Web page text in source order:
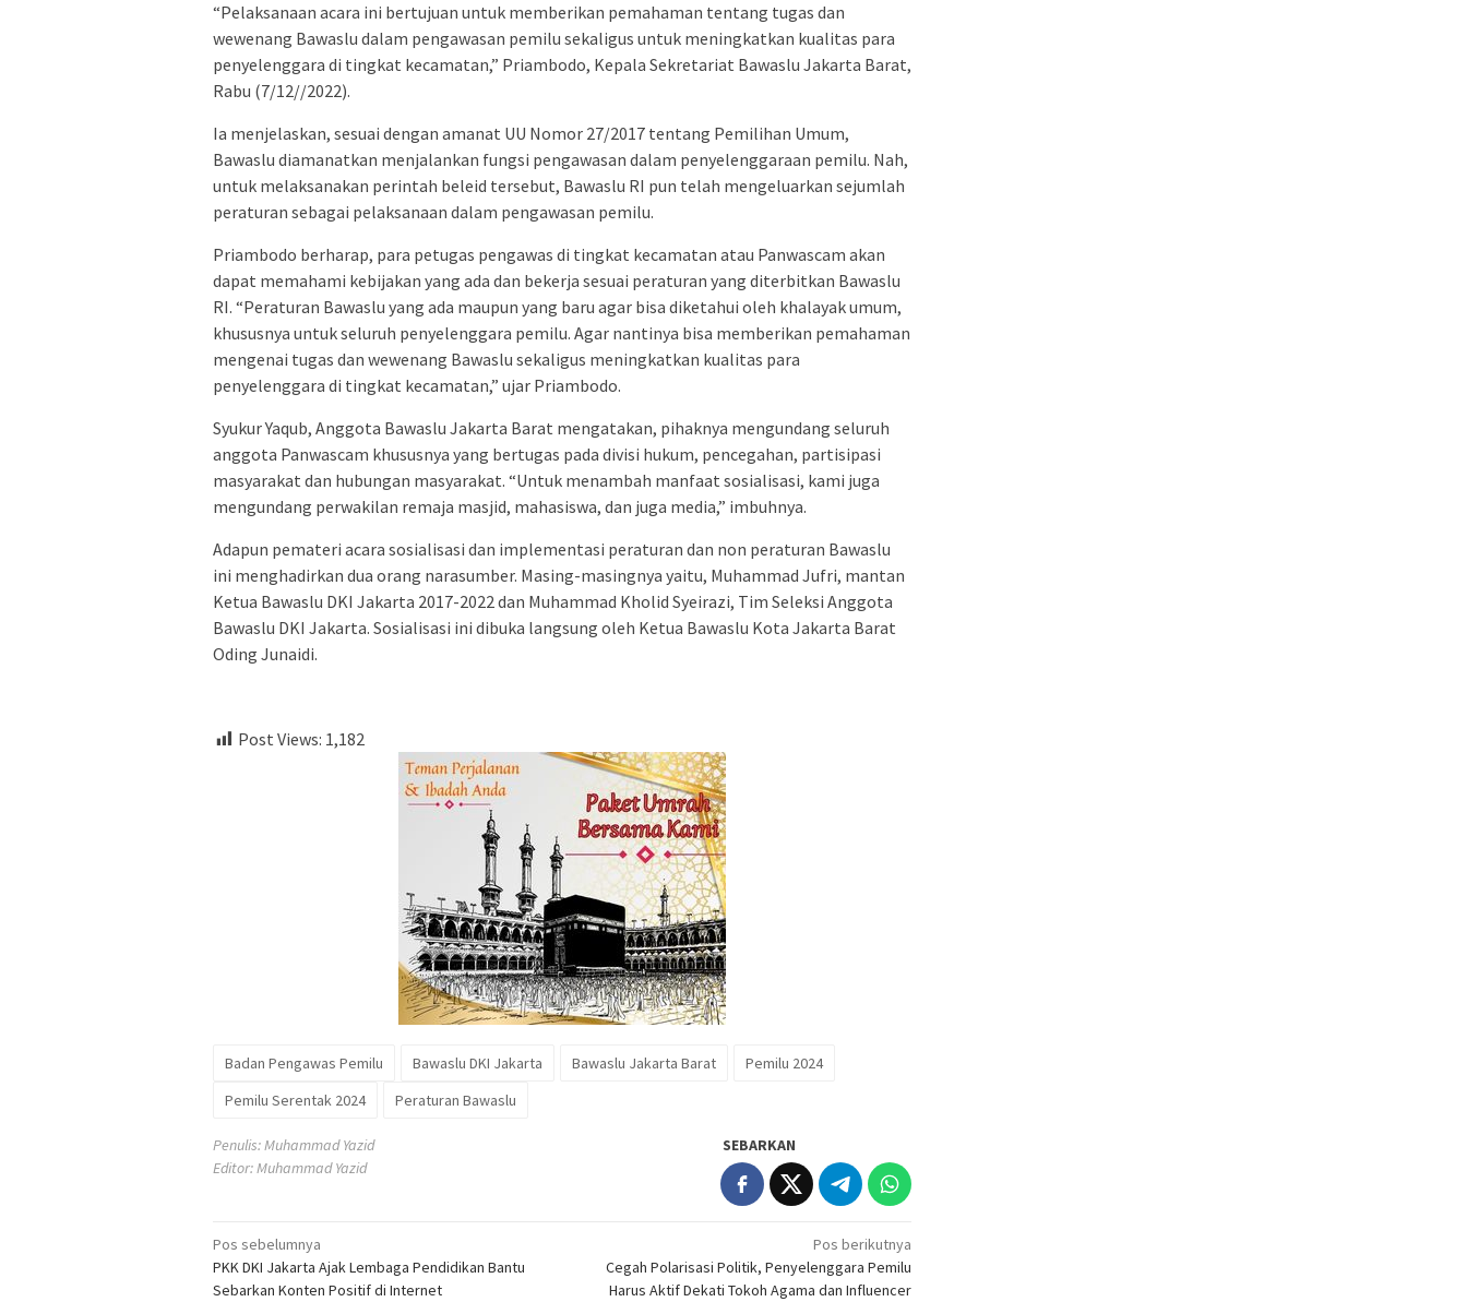
“Pelaksanaan acara ini bertujuan untuk memberikan pemahaman tentang tugas dan
wewenang Bawaslu dalam pengawasan pemilu sekaligus untuk meningkatkan kualitas para
penyelenggara di tingkat kecamatan,” Priambodo, Kepala Sekretariat Bawaslu Jakarta Barat,
Rabu (7/12//2022).
Ia menjelaskan, sesuai dengan amanat UU Nomor 27/2017 tentang Pemilihan Umum,
Bawaslu diamanatkan menjalankan fungsi pengawasan dalam penyelenggaraan pemilu. Nah,
untuk melaksanakan perintah beleid tersebut, Bawaslu RI pun telah mengeluarkan sejumlah
peraturan sebagai pelaksanaan dalam pengawasan pemilu.
Priambodo berharap, para petugas pengawas di tingkat kecamatan atau Panwascam akan
dapat memahami kebijakan yang ada dan bekerja sesuai peraturan yang diterbitkan Bawaslu
RI. “Peraturan Bawaslu yang ada maupun yang baru agar bisa diketahui oleh khalayak umum,
khususnya untuk seluruh penyelenggara pemilu. Agar nantinya bisa memberikan pemahaman
mengenai tugas dan wewenang Bawaslu sekaligus meningkatkan kualitas para
penyelenggara di tingkat kecamatan,” ujar Priambodo.
Syukur Yaqub, Anggota Bawaslu Jakarta Barat mengatakan, pihaknya mengundang seluruh
anggota Panwascam khususnya yang bertugas pada divisi hukum, pencegahan, partisipasi
masyarakat dan hubungan masyarakat. “Untuk menambah manfaat sosialisasi, kami juga
mengundang perwakilan remaja masjid, mahasiswa, dan juga media,” imbuhnya.
Adapun pemateri acara sosialisasi dan implementasi peraturan dan non peraturan Bawaslu
ini menghadirkan dua orang narasumber. Masing-masingnya yaitu, Muhammad Jufri, mantan
Ketua Bawaslu DKI Jakarta 2017-2022 dan Muhammad Kholid Syeirazi, Tim Seleksi Anggota
Bawaslu DKI Jakarta. Sosialisasi ini dibuka langsung oleh Ketua Bawaslu Kota Jakarta Barat
Oding Junaidi.
Post Views: 1,182
Badan Pengawas Pemilu Bawaslu DKI Jakarta Bawaslu Jakarta Barat
Pemilu 2024
Pemilu Serentak 2024
Peraturan Bawaslu
Penulis: Muhammad Yazid
Editor: Muhammad Yazid
SEBARKAN
Navigasi
pos
Pos sebelumnya
PKK DKI Jakarta Ajak Lembaga Pendidikan Bantu
Sebarkan Konten Positif di Internet
Pos berikutnya
Cegah Polarisasi Politik, Penyelenggara Pemilu
Harus Aktif Dekati Tokoh Agama dan Influencer